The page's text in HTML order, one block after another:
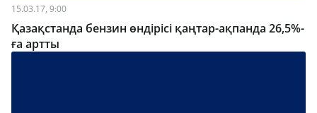
15.03.17, 9:00
Қазақстанда бензин өндірісі қаңтар-ақпанда 26,5%-
ға артты